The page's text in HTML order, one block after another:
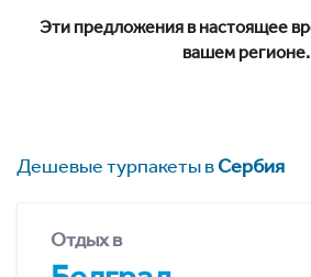
Эти предложения в настоящее
вашем регионе.
Дешевые турпакеты вСербия
Отдых в